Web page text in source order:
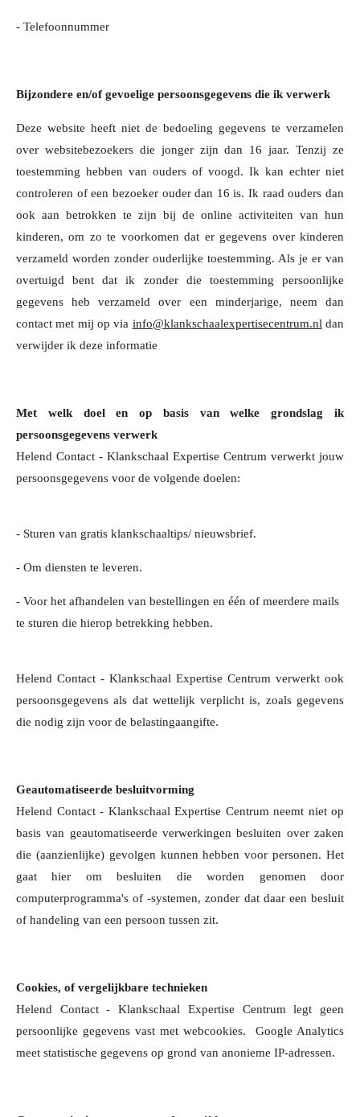
- Telefoonnummer
Bijzondere en/of gevoelige persoonsgegevens die ik verwerk
Deze website heeft niet de bedoeling gegevens te verzamelen
over websitebezoekers die jonger zijn dan 16 jaar. Tenzij ze
toestemming hebben van ouders of voogd. Ik kan echter niet
controleren of een bezoeker ouder dan 16 is. Ik raad ouders dan
ook aan betrokken te zijn bij de online activiteiten van hun
kinderen, om zo te voorkomen dat er gegevens over kinderen
verzameld worden zonder ouderlijke toestemming. Als je er van
overtuigd bent dat ik zonder die toestemming persoonlijke
gegevens heb verzameld over een minderjarige, neem dan
contact met mij op via info@klankschaalexpertisecentrum.nl dan
verwijder ik deze informatie
Met welk doel en op basis van welke grondslag ik
persoonsgegevens verwerk
Helend Contact - Klankschaal Expertise Centrum verwerkt jouw
persoonsgegevens voor de volgende doelen:
- Sturen van gratis klankschaaltips/ nieuwsbrief.
- Om diensten te leveren.
- Voor het afhandelen van bestellingen en één of meerdere mails
te sturen die hierop betrekking hebben.
Helend Contact - Klankschaal Expertise Centrum verwerkt ook
persoonsgegevens als dat wettelijk verplicht is, zoals gegevens
die nodig zijn voor de belastingaangifte.
Geautomatiseerde besluitvorming
Helend Contact - Klankschaal Expertise Centrum neemt niet op
basis van geautomatiseerde verwerkingen besluiten over zaken
die (aanzienlijke) gevolgen kunnen hebben voor personen. Het
gaat hier om besluiten die worden genomen door
computerprogramma's of -systemen, zonder dat daar een besluit
of handeling van een persoon tussen zit.
Cookies, of vergelijkbare technieken
Helend Contact - Klankschaal Expertise Centrum legt geen
persoonlijke gegevens vast met webcookies. Google Analytics
meet statistische gegevens op grond van anonieme IP-adressen.